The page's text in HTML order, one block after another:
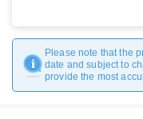
Please note that the
date and subject to
provide the most